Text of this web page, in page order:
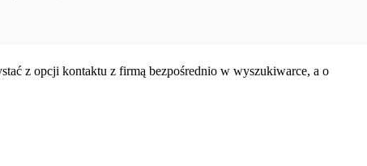
z opcji kontaktu z firmą bezpośrednio w wyszukiwarce, a o